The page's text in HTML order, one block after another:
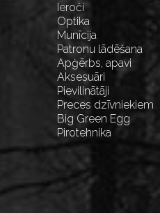
Ieroči
Optika
Munīcija
Patronu lādēšana
Apģērbs, apavi
Aksesuāri
Pievilinātāji
Preces dzīvniekiem
Big Green Egg
Pirotehnika